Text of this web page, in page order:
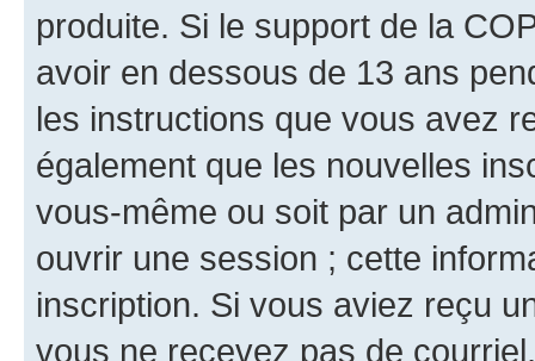
produite. Si le support de la
avoir en dessous de 13 ans
les instructions que vous avez
également que les nouvelles
vous-même ou soit par un
ouvrir une session ; cette
inscription. Si vous aviez reçu
vous ne recevez pas de